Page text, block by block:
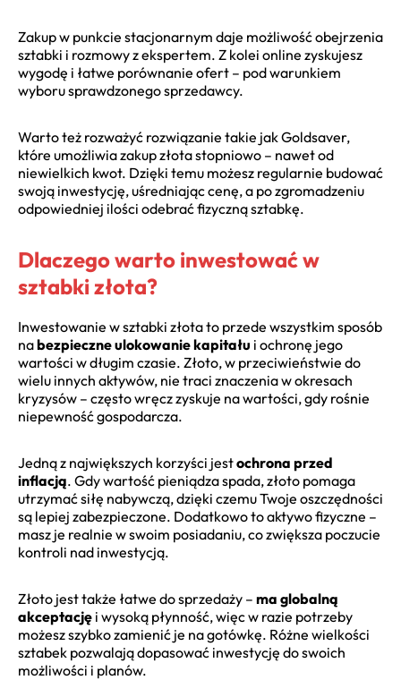
Zakup w punkcie stacjonarnym daje możliwość obejrzenia
sztabki i rozmowy z ekspertem. Z kolei online zyskujesz
wygodę i łatwe porównanie ofert – pod warunkiem
wyboru sprawdzonego sprzedawcy.
Warto też rozważyć rozwiązanie takie jak Goldsaver,
które umożliwia zakup złota stopniowo – nawet od
niewielkich kwot. Dzięki temu możesz regularnie budować
swoją inwestycję, uśredniając cenę, a po zgromadzeniu
odpowiedniej ilości odebrać fizyczną sztabkę.
Dlaczego warto inwestować w
sztabki złota?
Inwestowanie w sztabki złota to przede wszystkim sposób
nabezpieczne ulokowanie kapitału i ochronę jego
wartości w długim czasie. Złoto, w przeciwieństwie do
wielu innych aktywów, nie traci znaczenia w okresach
kryzysów – często wręcz zyskuje na wartości, gdy rośnie
niepewność gospodarcza.
Jedną z największych korzyści jestochrona przed
inflacją. Gdy wartość pieniądza spada, złoto pomaga
utrzymać siłę nabywczą, dzięki czemu Twoje oszczędności
są lepiej zabezpieczone. Dodatkowo to aktywo fizyczne –
masz je realnie w swoim posiadaniu, co zwiększa poczucie
kontroli nad inwestycją.
Złoto jest także łatwe do sprzedaży – ma globalną
akceptację i wysoką płynność, więc w razie potrzeby
możesz szybko zamienić je na gotówkę. Różne wielkości
sztabek pozwalają dopasować inwestycję do swoich
możliwości i planów.